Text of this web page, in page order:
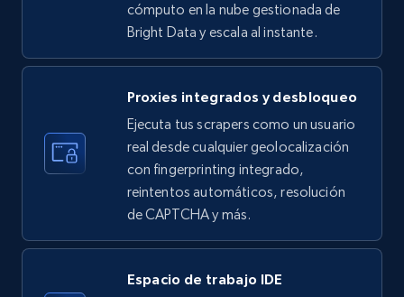
5.7K+ Prueba gratuita
LinkedIn company information
ID, Name, Country code, Locations, Followers,
Employees in linkedin, About, Specialties, and
more.
3.5K+ Prueba gratuita
cómputo en la nube gestionada de
Bright Data y escala al instante.
Proxies integrados y desbloqueo
Ejecuta tus scrapers como un usuario
real desde cualquier geolocalización
con fingerprinting integrado,
reintentos automáticos, resolución
de CAPTCHA y más.
Espacio de trabajo IDE